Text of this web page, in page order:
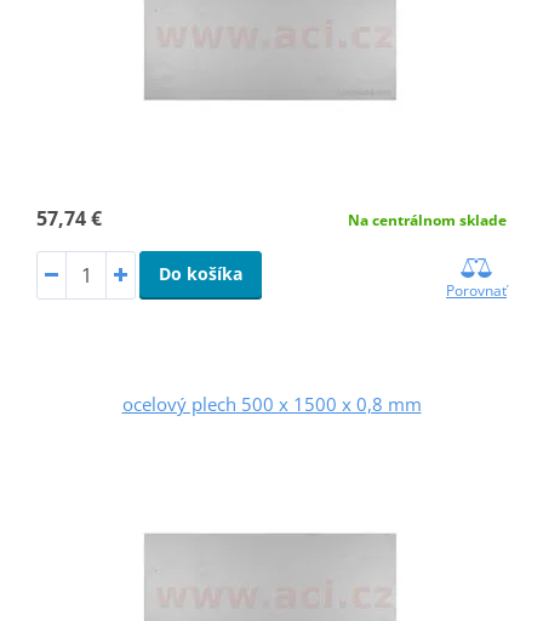
57,74 € Na centrálnom sklade
Do košíka
Porovnať
ocelový plech 500 x 1500 x 0,8 mm